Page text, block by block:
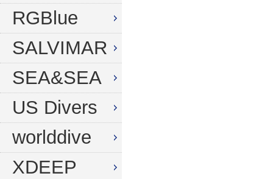
RGBlue
SALVIMAR
SEA&SEA
US Divers
worlddive
XDEEP